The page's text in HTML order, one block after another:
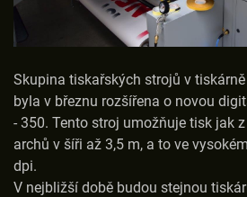
Skupina tiskařských strojů v
byla v březnu rozšířena o novou
- 350. Tento stroj umožňuje tisk jak
archů v šíři až 3,5 m, a to ve
dpi.
V nejbližší době budou stejnou